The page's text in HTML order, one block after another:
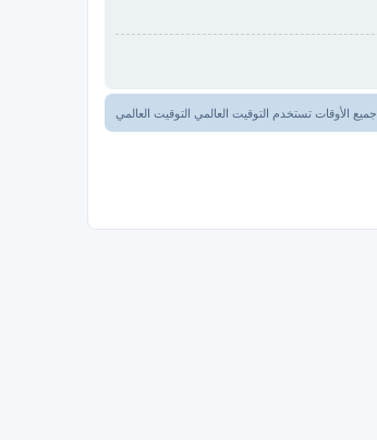
جميع الأوقات تستخدم التوقيت العالمي التوقيت العالمي